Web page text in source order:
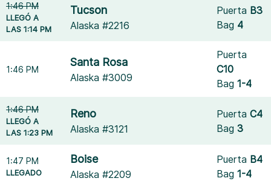
1:46 PM
LLEGÓ A
LAS 1:14 PM
Tucson
Alaska #2216
Puerta B3
Bag 4
1:46 PM
Santa Rosa
Alaska #3009
Puerta
C10
Bag1-4
1:46 PM
LLEGÓ A
LAS 1:23 PM
Reno
Alaska #3121
PuertaC4
Bag3
1:47 PM
LLEGADO
Boise
Alaska #2209
Puerta B4
Bag1-4